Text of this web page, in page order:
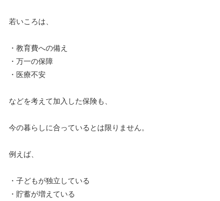
若いころは、
・教育費への備え
・万一の保障
・医療不安
などを考えて加入した保険も、
今の暮らしに合っているとは限りません。
例えば、
・子どもが独立している
・貯蓄が増えている